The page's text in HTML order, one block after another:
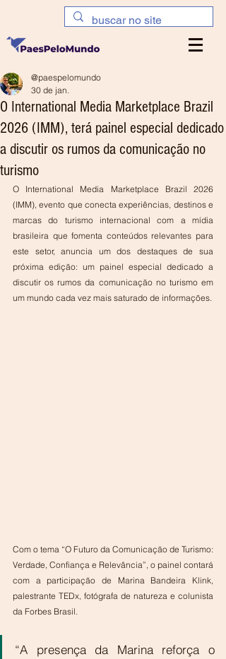
O International Media Marketplace Brazil
2026 (IMM), terá painel especial dedicado
a discutir os rumos da comunicação no
turismo
@paespelomundo
30 de jan.
O International Media Marketplace Brazil 2026
(IMM), evento que conecta experiências, destinos e
marcas do turismo internacional com a mídia
brasileira que fomenta conteúdos relevantes para
este setor, anuncia um dos destaques de sua
próxima edição: um painel especial dedicado a
discutir os rumos da comunicação no turismo em
um mundo cada vez mais saturado de informações.
Com o tema “O Futuro da Comunicação de Turismo:
Verdade, Confiança e Relevância”, o painel contará
com a participação de Marina Bandeira Klink,
palestrante TEDx, fotógrafa de natureza e colunista
da Forbes Brasil.
“A presença da Marina reforça o